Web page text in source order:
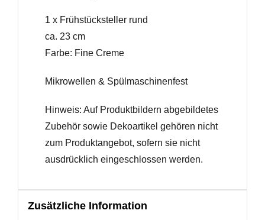
1 x Frühstücksteller rund
ca. 23 cm
Farbe: Fine Creme
Mikrowellen & Spülmaschinenfest
Hinweis: Auf Produktbildern abgebildetes
Zubehör sowie Dekoartikel gehören nicht
zum Produktangebot, sofern sie nicht
ausdrücklich eingeschlossen werden.
Zusätzliche Information